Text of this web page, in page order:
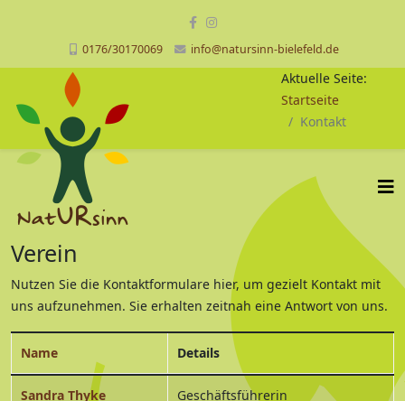
0176/30170069 info@natursinn-bielefeld.de
Aktuelle Seite:
Startseite
Kontakt
Verein
Nutzen Sie die Kontaktformulare hier, um gezielt Kontakt mit
uns aufzunehmen. Sie erhalten zeitnah eine Antwort von uns.
Name Details
Sandra Thyke
Geschäftsführerin